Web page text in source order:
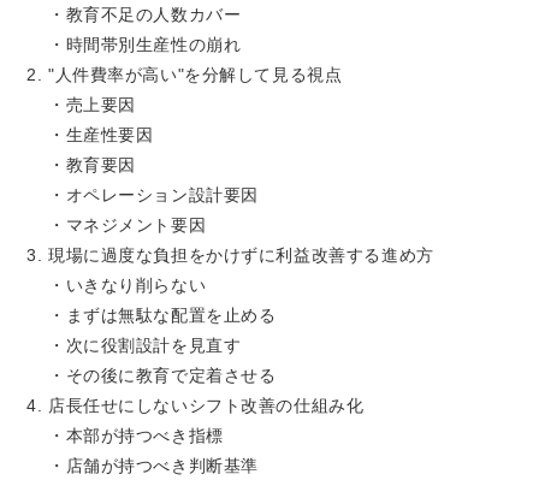
・教育不足の人数カバー
・時間帯別生産性の崩れ
"人件費率が高い"を分解して見る視点
・売上要因
・生産性要因
・教育要因
・オペレーション設計要因
・マネジメント要因
現場に過度な負担をかけずに利益改善する進め方
・いきなり削らない
・まずは無駄な配置を止める
・次に役割設計を見直す
・その後に教育で定着させる
店長任せにしないシフト改善の仕組み化
・本部が持つべき指標
・店舗が持つべき判断基準